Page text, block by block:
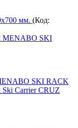
мм. (Код:
SKI RACK